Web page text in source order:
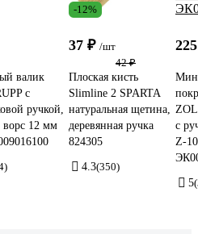
валик
с
ручкой,
12 мм
-12%
37 ₽ /шт
42 ₽
Плоская кисть
Slimline 2 SPARTA
натуральная щетина,
деревянная ручка
824305
4.3(350)
с
Z-
5